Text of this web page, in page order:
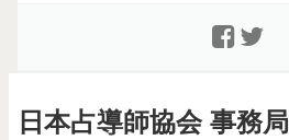
日本占導師協会 事務局